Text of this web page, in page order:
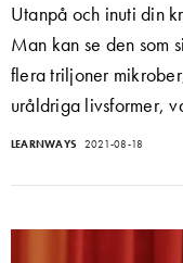
Utanpå och inuti din
Man kan se den som
flera triljoner
uråldriga livsformer,
LEARNWAYS 2021-08-18